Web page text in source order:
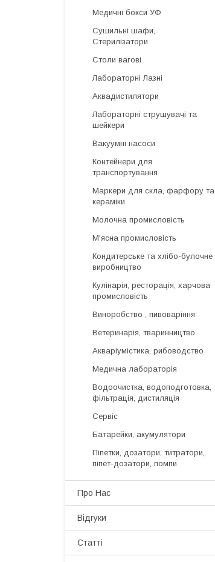
Медичні бокси УФ
Сушильні шафи,
Стерилізатори
Столи вагові
Лабораторні Лазні
Аквадистилятори
Лабораторні струшувачі та
шейкери
Вакуумні насоси
Контейнери для
транспортування
Маркери для скла, фарфору та
кераміки
Молочна промисловість
М'ясна промисловість
Кондитерське та хлібо-булочне
виробництво
Кулінарія, ресторація, харчова
промисловість
Виноробство , пивоваріння
Ветеринарія, тваринництво
Акваріумістика, рибоводство
Медична лабораторія
Водоочистка, водоподготовка,
фільтрація, дистиляція
Сервіс
Батарейки, акумулятори
Піпетки, дозатори, титратори,
піпет-дозатори, помпи
Про Нас
Відгуки
Статті